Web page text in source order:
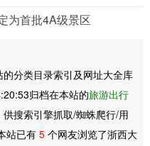
为首批4A级景区
分类目录索引及网址大全库
归档在本站的旅游出行
搜索引擎抓取/蜘蛛爬行/用
站已有 5个网友浏览了浙西大